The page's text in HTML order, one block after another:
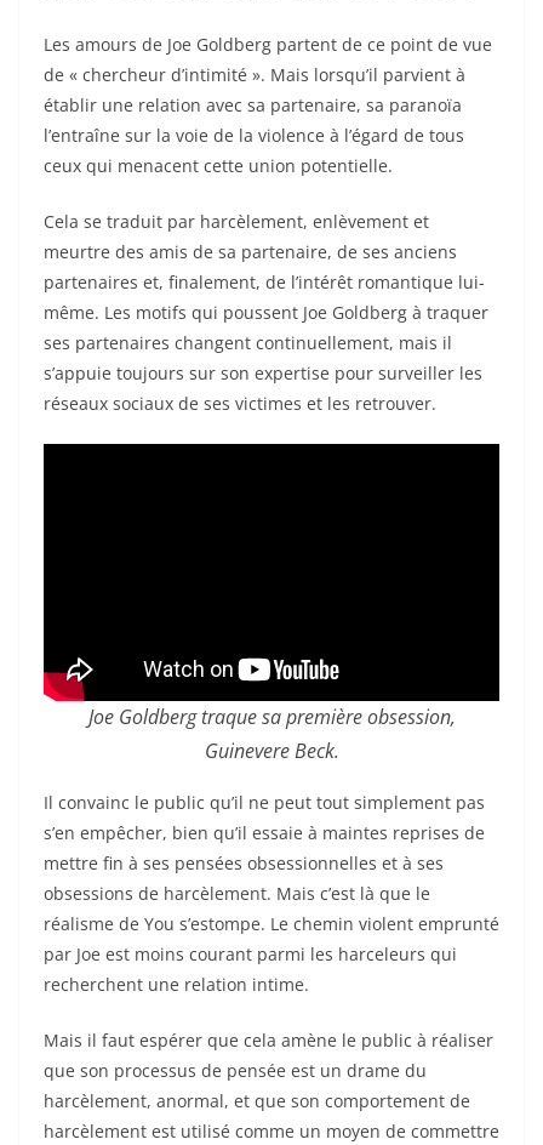
Les amours de Joe Goldberg partent de ce point de vue
de « chercheur d’intimité ». Mais lorsqu’il parvient à
établir une relation avec sa partenaire, sa paranoïa
l’entraîne sur la voie de la violence à l’égard de tous
ceux qui menacent cette union potentielle.
Cela se traduit par harcèlement, enlèvement et
meurtre des amis de sa partenaire, de ses anciens
partenaires et, finalement, de l’intérêt romantique lui-
même. Les motifs qui poussent Joe Goldberg à traquer
ses partenaires changent continuellement, mais il
s’appuie toujours sur son expertise pour surveiller les
réseaux sociaux de ses victimes et les retrouver.
Joe Goldberg traque sa première obsession,
Guinevere Beck.
Il convainc le public qu’il ne peut tout simplement pas
s’en empêcher, bien qu’il essaie à maintes reprises de
mettre fin à ses pensées obsessionnelles et à ses
obsessions de harcèlement. Mais c’est là que le
réalisme de You s’estompe. Le chemin violent emprunté
par Joe est moins courant parmi les harceleurs qui
recherchent une relation intime.
Mais il faut espérer que cela amène le public à réaliser
que son processus de pensée est un drame du
harcèlement, anormal, et que son comportement de
harcèlement est utilisé comme un moyen de commettre